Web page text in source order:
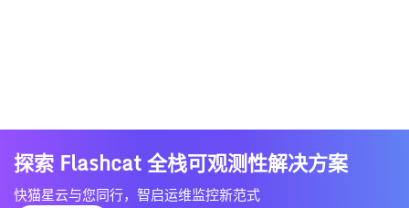
探索 Flashcat 全栈可观测性解决方案
快猫星云与您同行，智启运维监控新范式